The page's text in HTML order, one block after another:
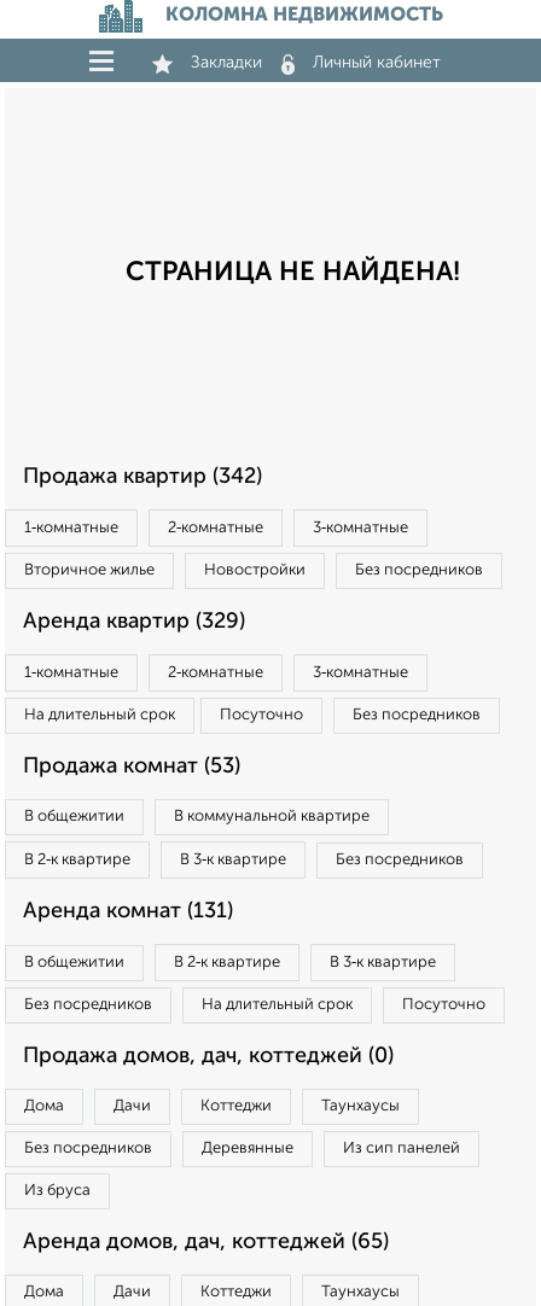
КОЛОМНА НЕДВИЖИМОСТЬ
Закладки Личный кабинет
СТРАНИЦА НЕ НАЙДЕНА!
Продажа квартир (342)
1‑комнатные 2‑комнатные 3‑комнатные
Вторичное жилье Новостройки Без посредников
Аренда квартир (329)
1‑комнатные 2‑комнатные 3‑комнатные
На длительный срок Посуточно Без посредников
Продажа комнат (53)
В общежитии В коммунальной квартире
В 2‑к квартире В 3‑к квартире Без посредников
Аренда комнат (131)
В общежитии В 2‑к квартире В 3‑к квартире
Без посредников На длительный срок Посуточно
Продажа домов, дач, коттеджей (0)
Дома Дачи Коттеджи Таунхаусы
Без посредников Деревянные Из сип панелей
Из бруса
Аренда домов, дач, коттеджей (65)
Дома Дачи Коттеджи Таунхаусы